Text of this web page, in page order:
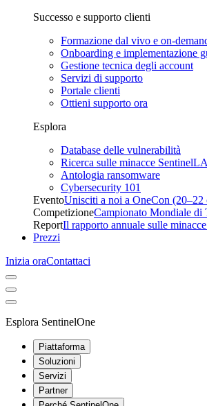
Successo e supporto clienti
Formazione dal vivo e on-
Onboarding e implementazione
Gestione tecnica degli account
Servizi di supporto
Portale clienti
Ottieni supporto ora
Esplora
Database delle vulnerabilità
Ricerca sulle minacce
Antologia ransomware
Cybersecurity 101
EventoUnisciti a noi a OneCon (20–22
CompetizioneCampionato Mondiale di
ReportIl rapporto annuale sulle
Prezzi
Inizia oraContattaci
Esplora SentinelOne
Piattaforma
Soluzioni
Servizi
Partner